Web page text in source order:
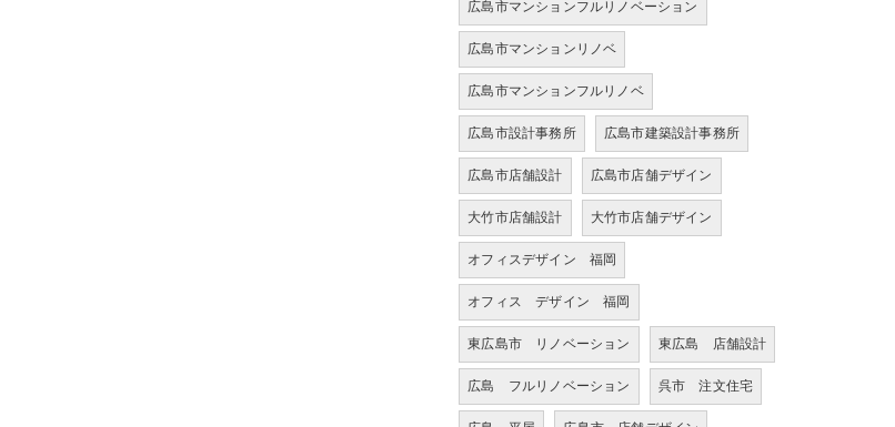
広島市マンションフルリノベーション
広島市マンションリノベ
広島市マンションフルリノベ
広島市設計事務所 広島市建築設計事務所
広島市店舗設計 広島市店舗デザイン
大竹市店舗設計 大竹市店舗デザイン
オフィスデザイン 福岡
オフィス デザイン 福岡
東広島市 リノベーション 東広島 店舗設計
広島 フルリノベーション 呉市 注文住宅